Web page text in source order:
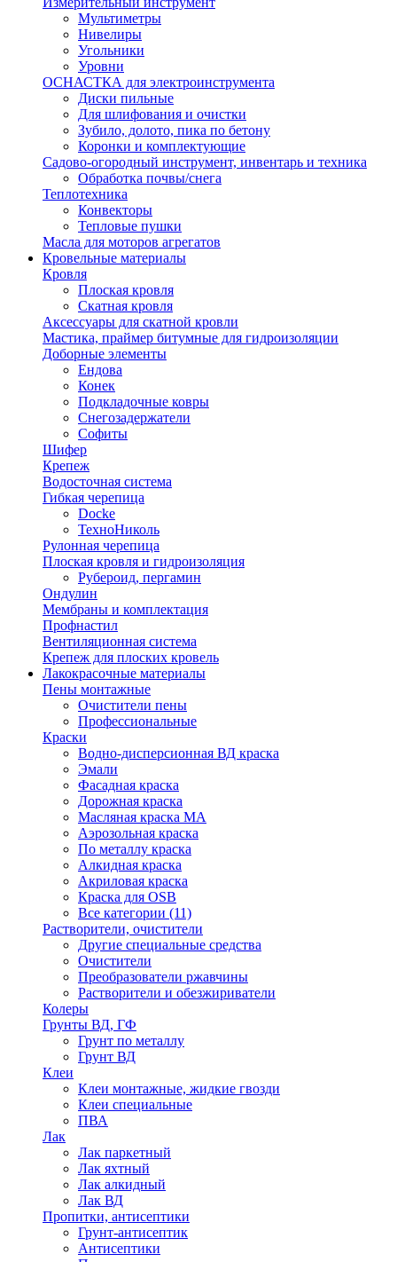
Мультиметры
Нивелиры
Угольники
Уровни
ОСНАСТКА для электроинструмента
Диски пильные
Для шлифования и очистки
Зубило, долото, пика по бетону
Коронки и комплектующие
Садово-огородный инструмент, инвентарь и техника
Обработка почвы/снега
Теплотехника
Конвекторы
Тепловые пушки
Масла для моторов агрегатов
Кровельные материалы
Кровля
Плоская кровля
Скатная кровля
Аксессуары для скатной кровли
Мастика, праймер битумные для гидроизоляции
Доборные элементы
Ендова
Конек
Подкладочные ковры
Снегозадержатели
Софиты
Шифер
Крепеж
Водосточная система
Гибкая черепица
Docke
ТехноНиколь
Рулонная черепица
Плоская кровля и гидроизоляция
Рубероид, пергамин
Ондулин
Мембраны и комплектация
Профнастил
Вентиляционная система
Крепеж для плоских кровель
Лакокрасочные материалы
Пены монтажные
Очистители пены
Профессиональные
Краски
Водно-дисперсионная ВД краска
Эмали
Фасадная краска
Дорожная краска
Масляная краска МА
Аэрозольная краска
По металлу краска
Алкидная краска
Акриловая краска
Краска для OSB
Все категории (11)
Растворители, очистители
Другие специальные средства
Очистители
Преобразователи ржавчины
Растворители и обезжириватели
Колеры
Грунты ВД, ГФ
Грунт по металлу
Грунт ВД
Клеи
Клеи монтажные, жидкие гвозди
Клеи специальные
ПВА
Лак
Лак паркетный
Лак яхтный
Лак алкидный
Лак ВД
Пропитки, антисептики
Грунт-антисептик
Антисептики